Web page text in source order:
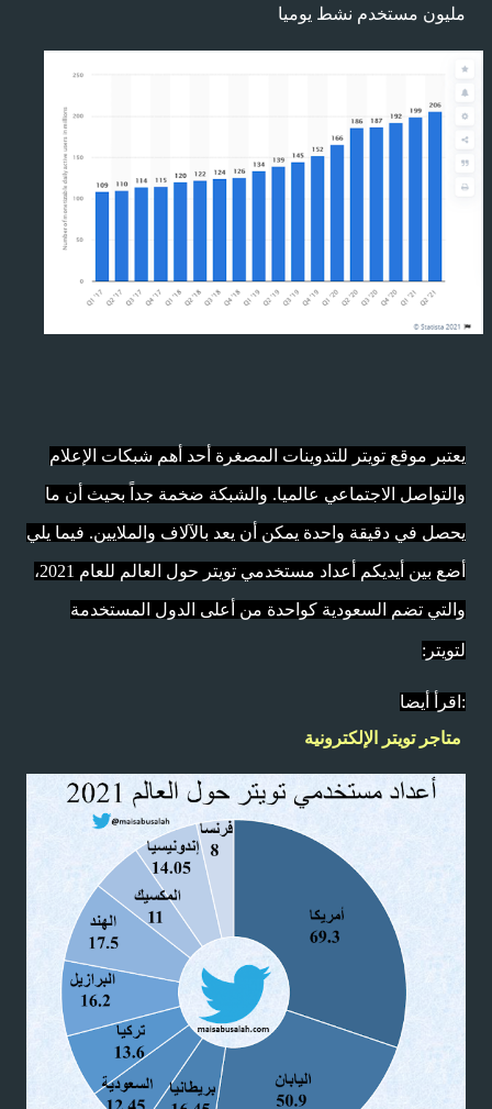
مليون مستخدم نشط يوميا
يعتبر موقع تويتر للتدوينات المصغرة أحد أهم شبكات الإعلام
والتواصل الاجتماعي عالميا. والشبكة ضخمة جداً بحيث أن ما
يحصل في دقيقة واحدة يمكن أن يعد بالآلاف والملايين. فيما يلي
أضع بين أيديكم أعداد مستخدمي تويتر حول العالم للعام 2021،
والتي تضم السعودية كواحدة من أعلى الدول المستخدمة
لتويتر:
متاجر تويتر الإلكترونية